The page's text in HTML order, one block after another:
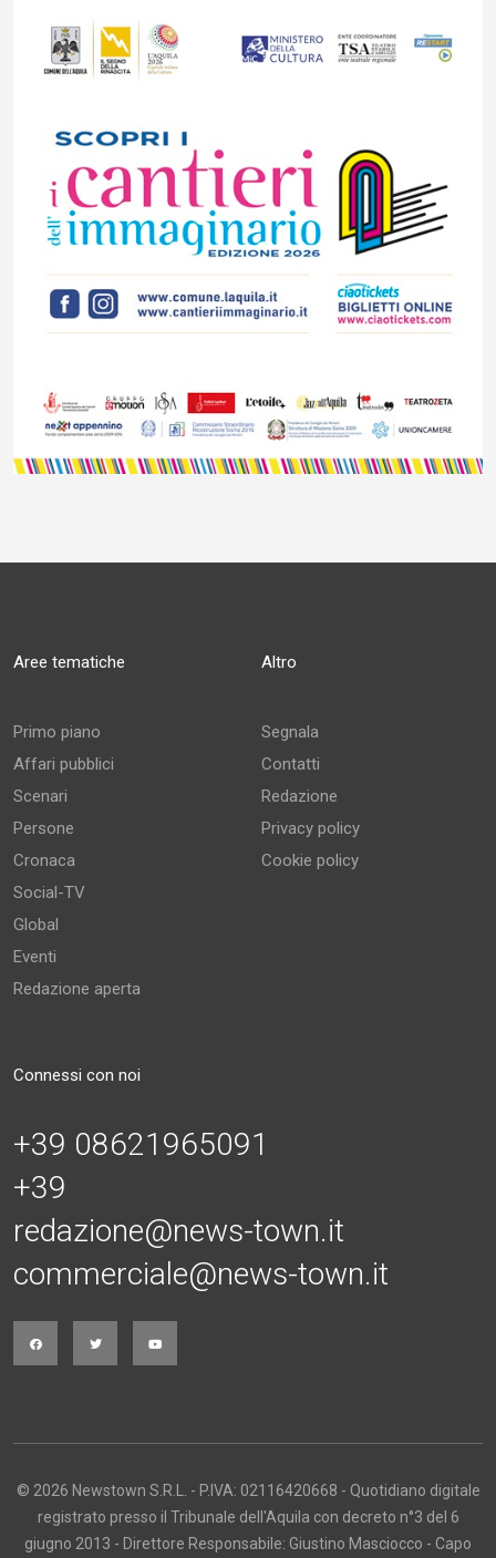
Aree tematiche
Primo piano
Affari pubblici
Scenari
Persone
Cronaca
Social-TV
Global
Eventi
Redazione aperta
Altro
Segnala
Contatti
Redazione
Privacy policy
Cookie policy
Connessi con noi
+39 08621965091
+39
redazione@news-town.it
commerciale@news-town.it
© 2026 Newstown S.R.L. - P.IVA: 02116420668 - Quotidiano digitale
registrato presso il Tribunale dell'Aquila con decreto n°3 del 6
giugno 2013 - Direttore Responsabile: Giustino Masciocco - Capo